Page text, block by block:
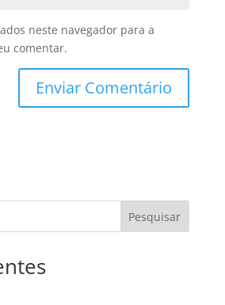
neste navegador para a
comentar.
Pesquisar